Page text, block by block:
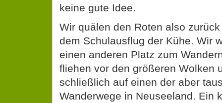
keine gute Idee.
Wir quälen den Roten also
dem Schulausflug der Kühe. Wir
einen anderen Platz zum
fliehen vor den größeren Wolken
schließlich auf einen der aber
Wanderwege in Neuseeland. Ein